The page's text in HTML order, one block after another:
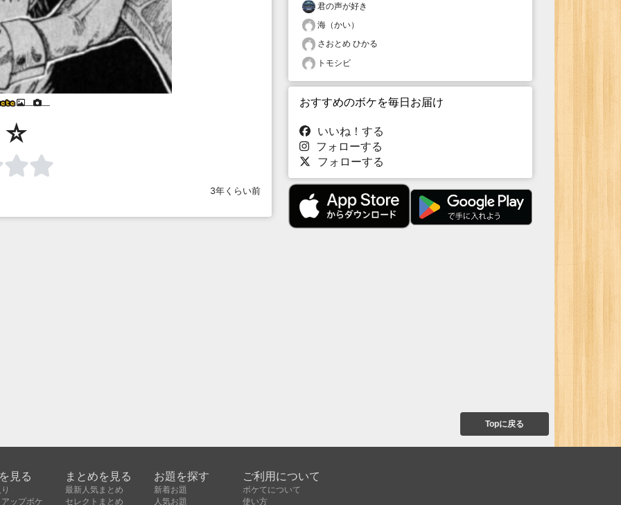
☆
3年くらい前
君の声が好き
海（かい）
さおとめ ひかる
トモシビ
おすすめのボケを毎日お届け
いいね！する
フォローする
フォローする
Topに戻る
見る
ップボケ
まとめを見る
最新人気まとめ
セレクトまとめ
お題を探す
新着お題
人気お題
ご利用について
ボケてについて
使い方